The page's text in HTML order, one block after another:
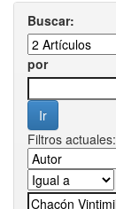
Buscar:
por
Filtros actuales: